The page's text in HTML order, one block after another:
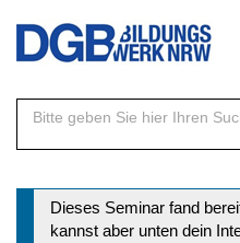
Direkt
Inhalt
Statusmeldung
Dieses Seminar fand
kannst aber unten dein